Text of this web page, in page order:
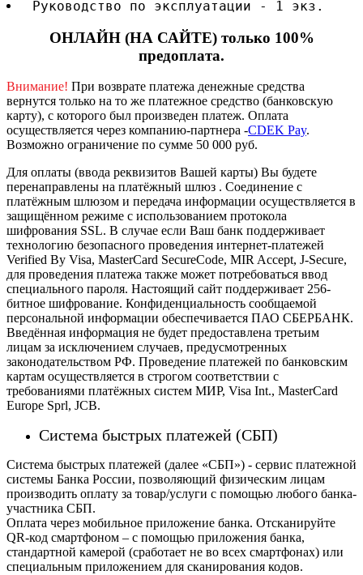
Руководство по эксплуатации - 1 экз.
ОНЛАЙН (НА САЙТЕ) только 100%
предоплата.
Внимание! При возврате платежа денежные средства
вернутся только на то же платежное средство (банковскую
карту), с которого был произведен платеж. Оплата
осуществляется через компанию-партнера -CDEK Pay.
Возможно ограничение по сумме 50 000 руб.
Для оплаты (ввода реквизитов Вашей карты) Вы будете
перенаправлены на платёжный шлюз . Соединение с
платёжным шлюзом и передача информации осуществляется в
защищённом режиме с использованием протокола
шифрования SSL. В случае если Ваш банк поддерживает
технологию безопасного проведения интернет-платежей
Verified By Visa, MasterCard SecureCode, MIR Accept, J-Secure,
для проведения платежа также может потребоваться ввод
специального пароля. Настоящий сайт поддерживает 256-
битное шифрование. Конфиденциальность сообщаемой
персональной информации обеспечивается ПАО СБЕРБАНК.
Введённая информация не будет предоставлена третьим
лицам за исключением случаев, предусмотренных
законодательством РФ. Проведение платежей по банковским
картам осуществляется в строгом соответствии с
требованиями платёжных систем МИР, Visa Int., MasterCard
Europe Sprl, JCB.
Система быстрых платежей (СБП)
Система быстрых платежей (далее «СБП») - сервис платежной
системы Банка России, позволяющий физическим лицам
производить оплату за товар/услуги с помощью любого банка-
участника СБП.
Оплата через мобильное приложение банка. Отсканируйте
QR-код смартфоном – с помощью приложения банка,
стандартной камерой (сработает не во всех смартфонах) или
специальным приложением для сканирования кодов.